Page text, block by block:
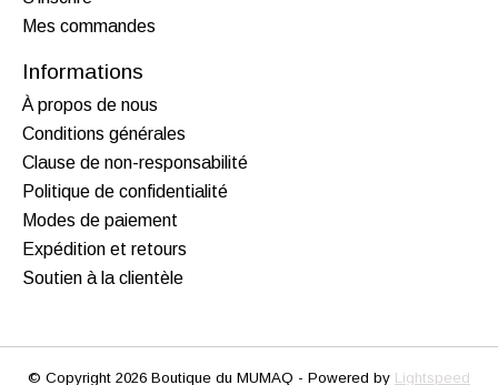
Mes commandes
Informations
À propos de nous
Conditions générales
Clause de non-responsabilité
Politique de confidentialité
Modes de paiement
Expédition et retours
Soutien à la clientèle
© Copyright 2026 Boutique du MUMAQ - Powered by Lightspeed